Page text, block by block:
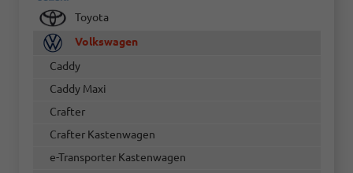
Toyota
Volkswagen
Caddy
Caddy Maxi
Crafter
Crafter Kastenwagen
e-Transporter Kastenwagen